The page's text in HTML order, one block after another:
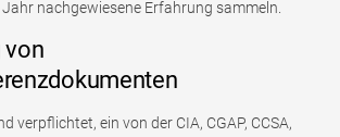
nachgewiesene Erfahrung sammeln.
von
verpflichtet, ein von der CIA, CGAP, CCSA,